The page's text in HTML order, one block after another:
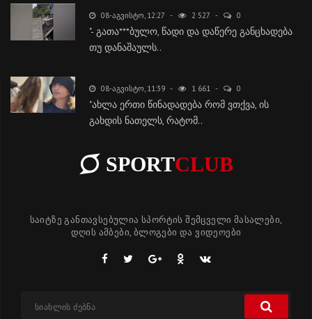
08-ᲐᲒᲕᲘᲡᲢᲝ, 12:27 2 527 0
"- გათა***ბულო, წადი და დაწერე განცხადება
თუ დანაშაულს..
08-ᲐᲒᲕᲘᲡᲢᲝ, 11:39 1 661 0
"ახლა ერთი წინადადება რომ ვთქვა, ის
გახდის ნათელს, რატომ..
SPORTCLUB
საიტზე განთავსებულია სპორტის შემცველი მასალები,
დღის ამბები, ბლოგები და ვიდეოები